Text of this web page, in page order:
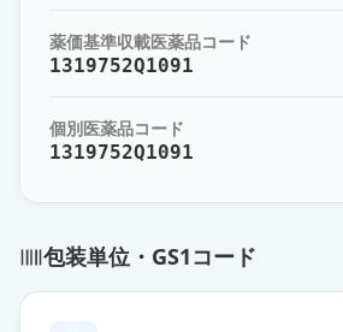
オロパタジン点眼液0.1％「杏林」
薬価 31.40 円
オロパタジン点眼液0.1％「センジ
ュ」
オロパタジン点眼液0.1％「ニット
ー」
薬価 31.40 円
薬価基準収載医薬品コード
1319752Q1091
個別医薬品コード
1319752Q1091
包装単位・GS1コード